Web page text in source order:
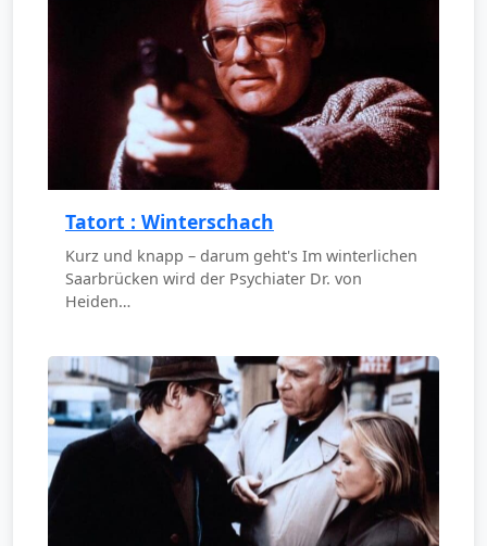
Tatort : Winterschach
Kurz und knapp – darum geht's Im winterlichen
Saarbrücken wird der Psychiater Dr. von
Heiden…